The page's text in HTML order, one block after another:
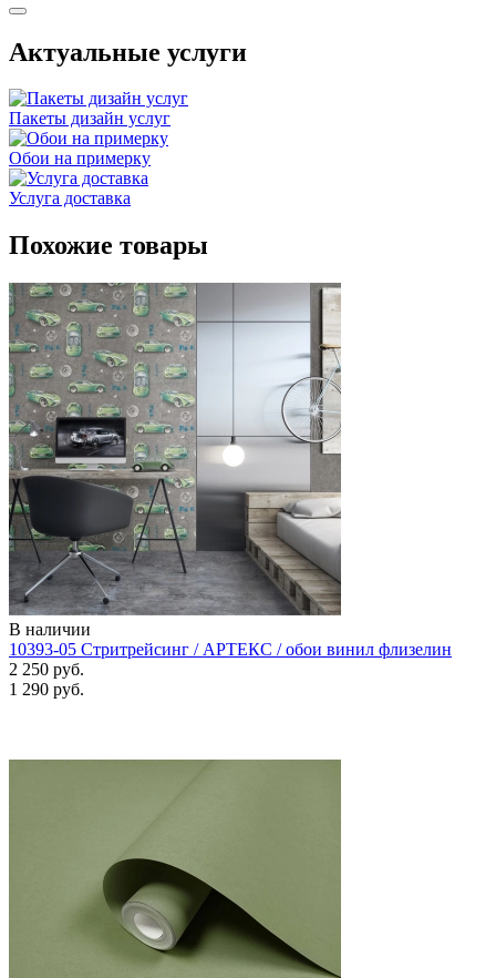
Актуальные услуги
Пакеты дизайн услуг
Обои на примерку
Услуга доставка
Похожие товары
В наличии
10393-05 Стритрейсинг / АРТЕКС / обои винил флизелин
2 250 руб.
1 290 руб.